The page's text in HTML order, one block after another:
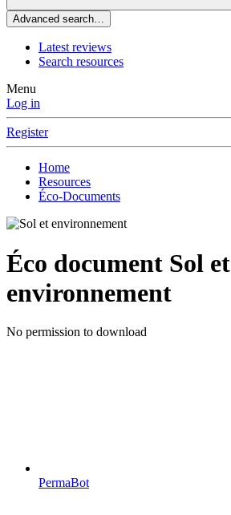
Advanced search…
Latest reviews
Search resources
Menu
Log in
Register
Home
Resources
Éco-Documents
Éco document Sol et
environnement
No permission to download
PermaBot